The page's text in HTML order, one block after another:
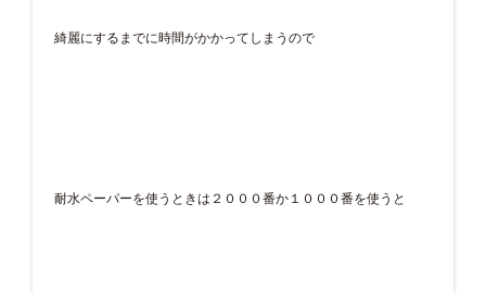
綺麗にするまでに時間がかかってしまうので
耐水ペーパーを使うときは２０００番か１０００番を使うと